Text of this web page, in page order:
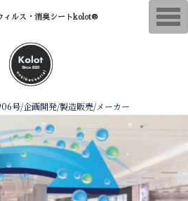
ィルス・消臭シートkolot®︎
号/企画開発/製造販売/メーカー
T
o
g
g
o
n